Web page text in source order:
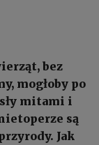
bez
mogłoby po
mitami i
są
Jak